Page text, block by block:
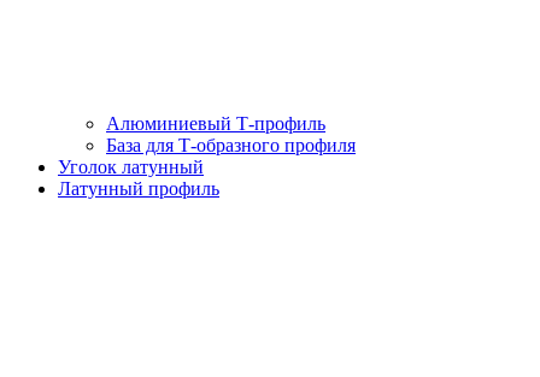
Алюминиевый Т-профиль
База для Т-образного профиля
Уголок латунный
Латунный профиль